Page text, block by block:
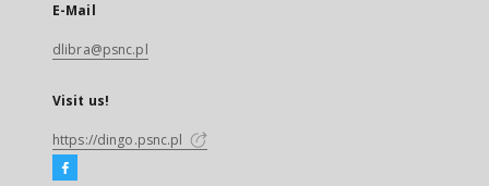
E-Mail
dlibra@psnc.pl
Visit us!
https://dingo.psnc.pl